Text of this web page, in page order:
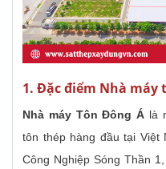
1. Đặc điểm Nhà máy
Nhà máy Tôn Đông Á là
tôn thép hàng đầu tại Việt
Công Nghiệp Sóng Thần